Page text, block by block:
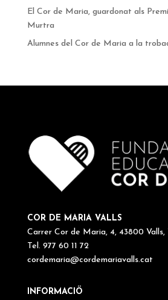
El Cor de Maria, guardonat als
Murtra
Alumnes del Cor de Maria a la
COR DE MARIA VALLS
Carrer Cor de Maria, 4, 43800 Valls,
Tel. 977 60 11 72
cordemaria@cordemariavalls.cat
INFORMACIÖ